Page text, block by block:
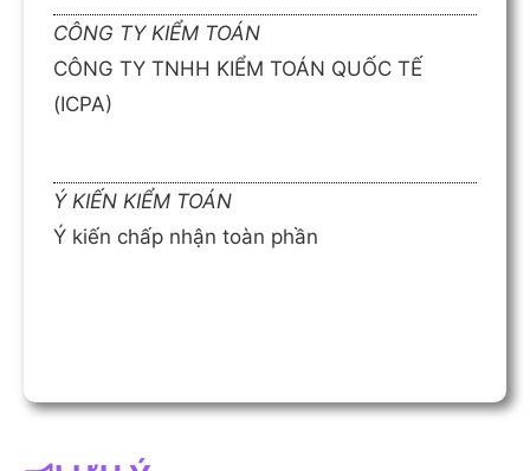
CÔNG TY KIỂM TOÁN
CÔNG TY TNHH KIỂM TOÁN QUỐC TẾ
(ICPA)
Ý KIẾN KIỂM TOÁN
Ý kiến chấp nhận toàn phần